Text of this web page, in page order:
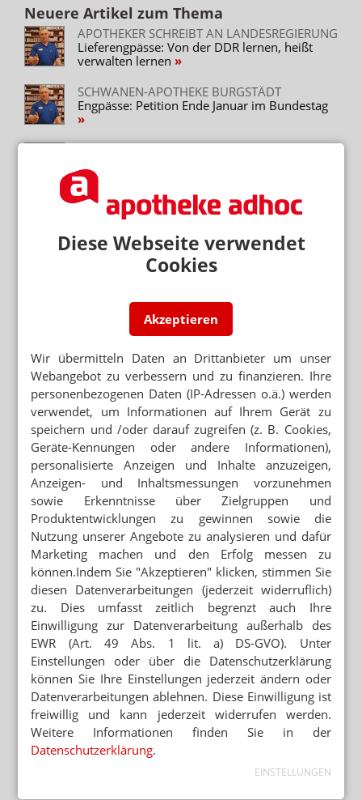
Diese Webseite verwendet
Cookies
Akzeptieren
Wir übermitteln Daten an Drittanbieter um unser
Webangebot zu verbessern und zu finanzieren. Ihre
personenbezogenen Daten (IP-Adressen o.ä.) werden
verwendet, um Informationen auf Ihrem Gerät zu
speichern und /oder darauf zugreifen (z. B. Cookies,
Geräte-Kennungen oder andere Informationen),
personalisierte Anzeigen und Inhalte anzuzeigen,
Anzeigen- und Inhaltsmessungen vorzunehmen
sowie Erkenntnisse über Zielgruppen und
Produktentwicklungen zu gewinnen sowie die
Nutzung unserer Angebote zu analysieren und dafür
Marketing machen und den Erfolg messen zu
können.Indem Sie "Akzeptieren" klicken, stimmen Sie
diesen Datenverarbeitungen (jederzeit widerruflich)
zu. Dies umfasst zeitlich begrenzt auch Ihre
Einwilligung zur Datenverarbeitung außerhalb des
EWR (Art. 49 Abs. 1 lit. a) DS-GVO). Unter
Einstellungen oder über die Datenschutzerklärung
können Sie Ihre Einstellungen jederzeit ändern oder
Datenverarbeitungen ablehnen. Diese Einwilligung ist
freiwillig und kann jederzeit widerrufen werden.
Weitere Informationen finden Sie in der
Datenschutzerklärung.
EINSTELLUNGEN
Neuere Artikel zum Thema
APOTHEKER SCHREIBT AN LANDESREGIERUNG
Lieferengpässe: Von der DDR lernen, heißt
verwalten lernen
SCHWANEN-APOTHEKE BURGSTÄDT
Engpässe: Petition Ende Januar im Bundestag
LIEFERENGPÄSSE
„Patienten haben ein Recht auf unverzügliche
Versorgung“
LIEFERENGPÄSSE
LIEFERENGPÄSSE
Boehringer: Politik muss handeln
LIEFERENGPÄSSE
WIdO: Meldepflicht für Apotheken
Mehr zum Thema
ANTRAG ABGELEHNT
Grüne: Apotheken sollen Klimaanlagen abgeben
GESETZGEBER MÜSSTE HANDELN
Kassen: Rx-Boni sind zulässig
KASSENÄRZTE FORDERN PRÄVENTIONSOFFENSIVE
Alkohol und Tabak: Staat sollte ordentlich zulangen
Mehr aus Ressort
PODCAST NUR MAL SO ZUM WISSEN
Das Cannabis-Chaos
BRANDENBURG OHNE PHARMAZIE-STANDORT
Neuer Medizin-Campus – weiterhin ohne Pharmazeuten